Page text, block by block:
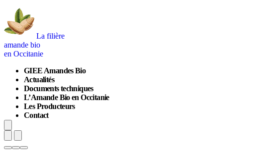
La filière
amande bio
en Occitanie
GIEE Amandes Bio
Actualités
Documents techniques
L’Amande Bio en Occitanie
Les Producteurs
Contact